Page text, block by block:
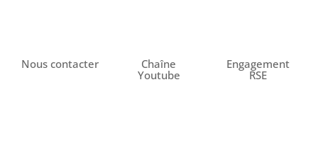
Nous contacter
Chaîne
Youtube
Engagement
RSE